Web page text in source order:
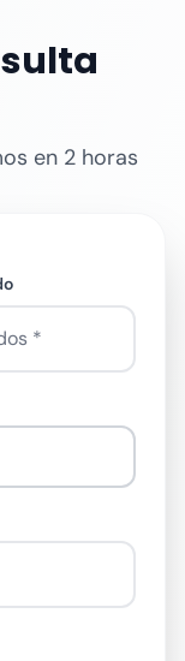
en 2 horas